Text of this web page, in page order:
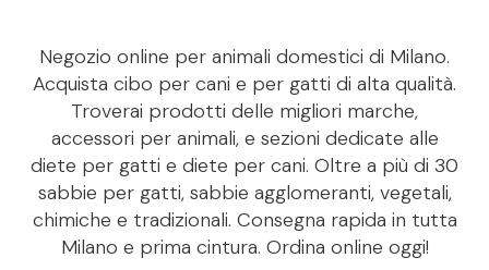
Negozio online per animali domestici di Milano.
Acquista cibo per cani e per gatti di alta qualità.
Troverai prodotti delle migliori marche,
accessori per animali, e sezioni dedicate alle
diete per gatti e diete per cani. Oltre a più di 30
sabbie per gatti, sabbie agglomeranti, vegetali,
chimiche e tradizionali. Consegna rapida in tutta
Milano e prima cintura. Ordina online oggi!